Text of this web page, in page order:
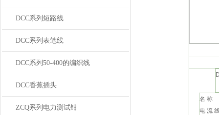
DCC系列短路线
DCC系列表笔线
DCC系列50-400的编织线
DCC香蕉插头
ZCQ系列电力测试钳
名 称
电 流